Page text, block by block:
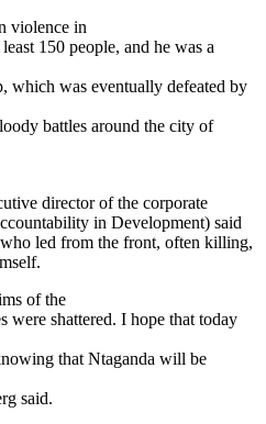
violence in
150 people, and he was a
which was eventually defeated by
battles around the city of
director of the corporate
in Development) said
led from the front, often killing,
of the
were shattered. I hope that today
that Ntaganda will be
said.